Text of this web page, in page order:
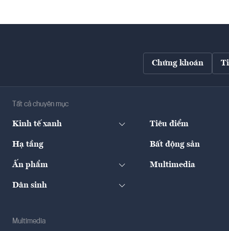
Chứng khoán
Tất cả chuyên mục
Kinh tế xanh Tiêu điểm
Hạ tầng Bất động sản
Ấn phẩm Multimedia
Dân sinh
Multimedia